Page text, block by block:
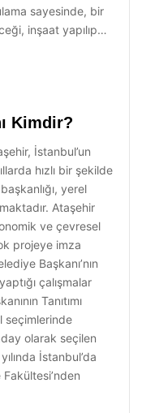
sayesinde, bir
inşaat yapılıp…
Kimdir?
İstanbul’un
hızlı bir şekilde
yerel
Ataşehir
ve çevresel
projeye imza
Başkanı’nın
çalışmalar
Tanıtımı
seçimlerinde
olarak seçilen
İstanbul’da